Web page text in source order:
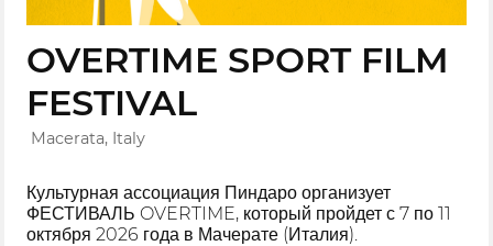
OVERTIME SPORT FILM
FESTIVAL
Macerata, Italy
Культурная ассоциация Пиндаро организует
ФЕСТИВАЛЬ OVERTIME, который пройдет с 7 по 11
октября 2026 года в Мачерате (Италия).